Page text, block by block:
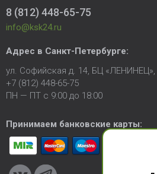
8 (812) 448-65-75
info@ksk24.ru
Адрес в Санкт-Петербурге:
ул. Софийская д. 14, БЦ
+7 (812) 448-65-75
ПН — ПТ с 9:00 до 18:00
Принимаем банковские карты: